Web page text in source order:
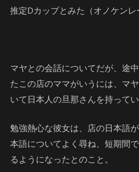
推定Dカップとみた（オノケンレ
マヤとの会話についてだが、途
たこの店のママがいうには、マ
いて日本人の旦那さんを持ってい
勉強熱心な彼女は、店の日本語
本語についてよく尋ね、短期間
るようになったとのこと。